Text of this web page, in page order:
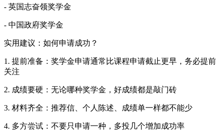
- 英国志奋领奖学金
- 中国政府奖学金
实用建议：如何申请成功？
1. 提前准备：奖学金申请通常比课程申请截止更早，务必提前
关注
2. 成绩要硬：无论哪种奖学金，好成绩都是敲门砖
3. 材料齐全：推荐信、个人陈述、成绩单一样都不能少
4. 多方尝试：不要只申请一种，多投几个增加成功率